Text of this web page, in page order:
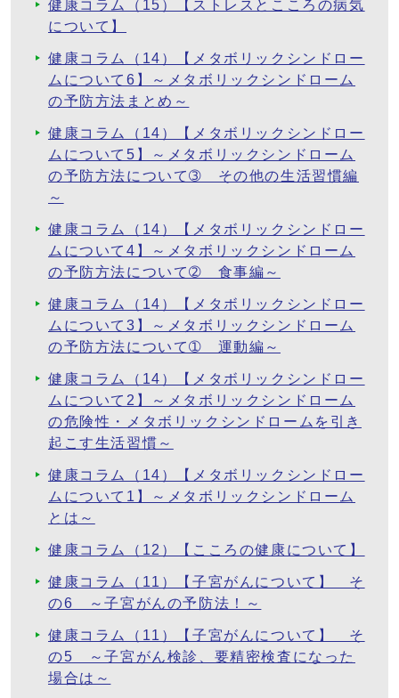
健康コラム（15）【ストレスとこころの病気
について】
健康コラム（14）【メタボリックシンドロー
ムについて6】～メタボリックシンドローム
の予防方法まとめ～
健康コラム（14）【メタボリックシンドロー
ムについて5】～メタボリックシンドローム
の予防方法について➂ その他の生活習慣編
～
健康コラム（14）【メタボリックシンドロー
ムについて4】～メタボリックシンドローム
の予防方法について➁ 食事編～
健康コラム（14）【メタボリックシンドロー
ムについて3】～メタボリックシンドローム
の予防方法について➀ 運動編～
健康コラム（14）【メタボリックシンドロー
ムについて2】～メタボリックシンドローム
の危険性・メタボリックシンドロームを引き
起こす生活習慣～
健康コラム（14）【メタボリックシンドロー
ムについて1】～メタボリックシンドローム
とは～
健康コラム（12）【こころの健康について】
健康コラム（11）【子宮がんについて】 そ
の6 ～子宮がんの予防法！～
健康コラム（11）【子宮がんについて】 そ
の5 ～子宮がん検診、要精密検査になった
場合は～